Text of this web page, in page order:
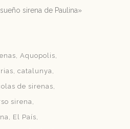
sirena de Paulina»
Aquopolis
catalunya
de sirenas
sirena
El País